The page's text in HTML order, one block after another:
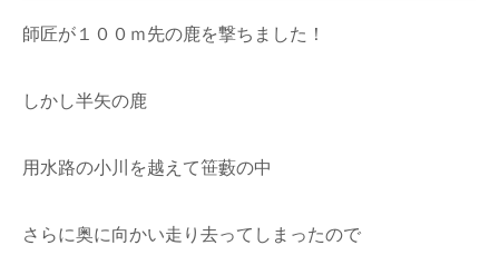
師匠が１００ｍ先の鹿を撃ちました！
しかし半矢の鹿
用水路の小川を越えて笹藪の中
さらに奥に向かい走り去ってしまったので